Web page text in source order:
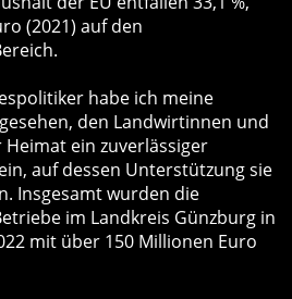
(2021) auf den
habe ich meine
den Landwirtinnen und
ein zuverlässiger
auf dessen Unterstützung sie
Insgesamt wurden die
im Landkreis Günzburg in
mit über 150 Millionen Euro